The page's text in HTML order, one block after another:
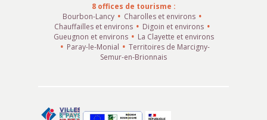
8 offices de tourisme :
Bourbon-Lancy
Charolles et environs
Chauffailles et environs
Digoin et environs
Gueugnon et environs
La Clayette et environs
Paray-le-Monial
Territoires de Marcigny-
Semur-en-Brionnais